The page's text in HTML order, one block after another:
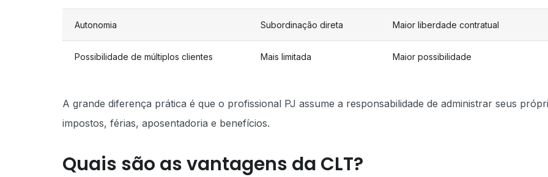
Autonomia Subordinação direta Maior liberdade contratual
Possibilidade de múltiplos clientes Mais limitada Maior possibilidade
A grande diferença prática é que o profissional PJ assume a responsabilidade de administrar seus
impostos, férias, aposentadoria e benefícios.
Quais são as vantagens da CLT?